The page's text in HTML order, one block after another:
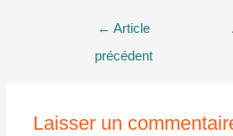
← Article
précédent
Laisser un